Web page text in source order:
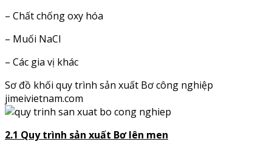
– Chất chống oxy hóa
– Muối NaCl
– Các gia vị khác
Sơ đồ khối quy trình sản xuất Bơ công nghiệp
jimeivietnam.com
2.1 Quy trình sản xuất Bơ lên men